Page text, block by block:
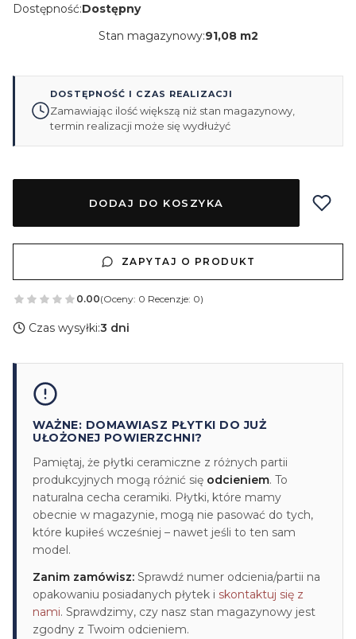
Dostępność:Dostępny
Stan magazynowy:91,08 m2
DOSTĘPNOŚĆ I CZAS REALIZACJI
Zamawiając ilość większą niż stan magazynowy,
termin realizacji może się wydłużyć
DODAJ DO KOSZYKA
ZAPYTAJ O PRODUKT
0.00(Oceny: 0 Recenzje: 0)
Czas wysyłki:3 dni
WAŻNE: DOMAWIASZ PŁYTKI DO JUŻ
UŁOŻONEJ POWIERZCHNI?
Pamiętaj, że płytki ceramiczne z różnych partii
produkcyjnych mogą różnić się odcieniem. To
naturalna cecha ceramiki. Płytki, które mamy
obecnie w magazynie, mogą nie pasować do tych,
które kupiłeś wcześniej – nawet jeśli to ten sam
model.
Zanim zamówisz: Sprawdź numer odcienia/partii na
opakowaniu posiadanych płytek i skontaktuj się z
nami. Sprawdzimy, czy nasz stan magazynowy jest
zgodny z Twoim odcieniem.